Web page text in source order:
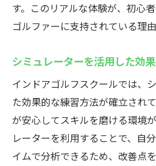
す。このリアルな体験が、初心
ゴルファーに支持されている理由
シミュレーターを活用した効
インドアゴルフスクールでは、
た効果的な練習方法が確立され
が安心してスキルを磨ける環境
レーターを利用することで、自
イムで分析できるため、改善点